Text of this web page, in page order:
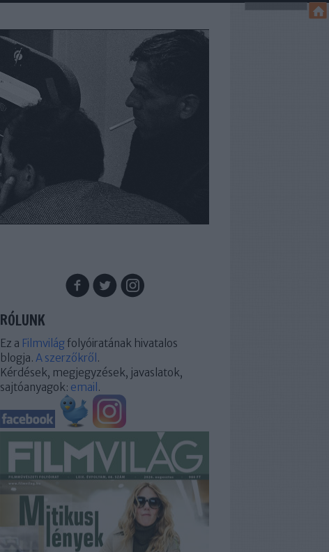
RÓLUNK
Ez a Filmvilágfolyóiratának hivatalos
blogja. A szerzőkről .
Kérdések, megjegyzések, javaslatok,
sajtóanyagok: email .